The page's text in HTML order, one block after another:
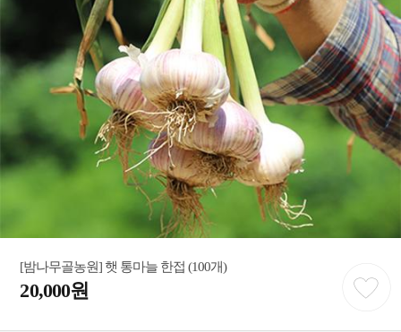
[밤나무골농원] 햇 통마늘 한접 (100개)
20,000원